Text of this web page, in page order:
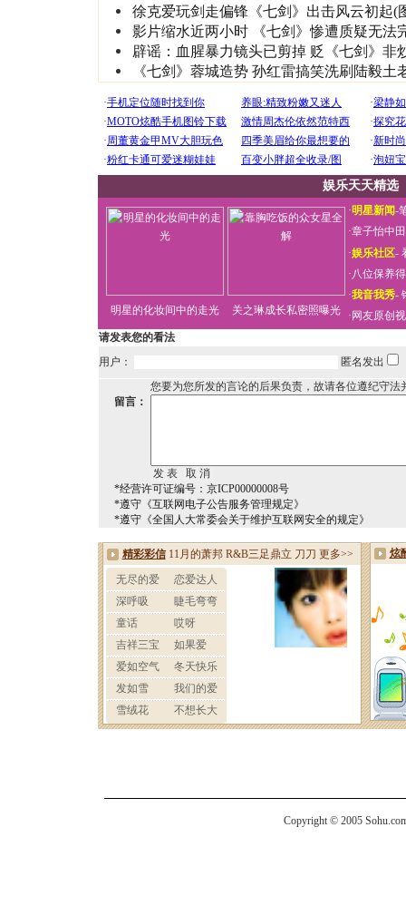
徐克爱玩剑走偏锋《七剑》出击风云初起(
影片缩水近两小时 《七剑》惨遭质疑无法
辟谣：血腥暴力镜头已剪掉 贬《七剑》非
《七剑》蓉城造势 孙红雷搞笑洗刷陆毅土
娱乐天天精选
明星的化妆间中的走光 关之琳成长私密照曝光
·明星新闻-
·章子怡中
·娱乐社区-
·八位保养
·我音我秀-
· 网友原创
请发表您的看法
用户：
匿名发出
您要为您所发的言论的后果负责，故请各位遵纪守法
留言：
*经营许可证编号：京ICP00000008号
*遵守《互联网电子公告服务管理规定》
*遵守《全国人大常委会关于维护互联网安全的规定》
Copyright © 2005